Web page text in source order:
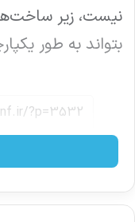
نیست، زیر
بتواند به طور